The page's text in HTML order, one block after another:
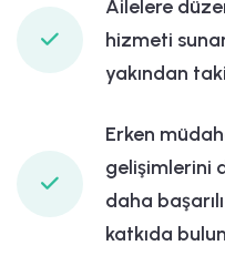
Ailelere
hizmeti
yakından
Erken
gelişimlerini
daha
katkıda